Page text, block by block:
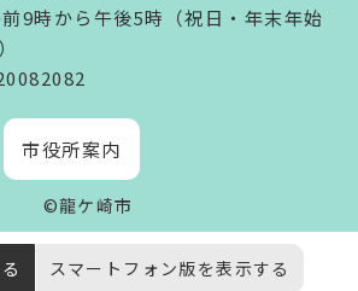
9時から午後5時（祝日・年末年始
市役所案内
©龍ケ崎市
スマートフォン版を表示する